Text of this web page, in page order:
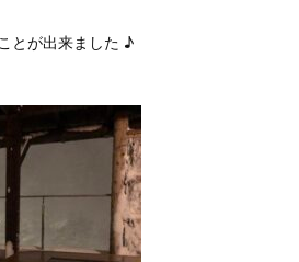
とが出来ました ♪